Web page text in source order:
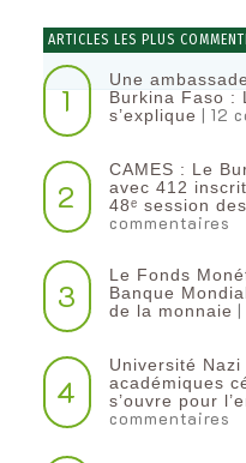
ARTICLES LES PLUS
1
Une
Burkina Faso :
s’explique | 12
2
CAMES : Le
avec 412
48ᵉ session
commentaires
3
Le Fonds
Banque
de la monnaie
4
Université
académiques
s’ouvre pour
commentaires